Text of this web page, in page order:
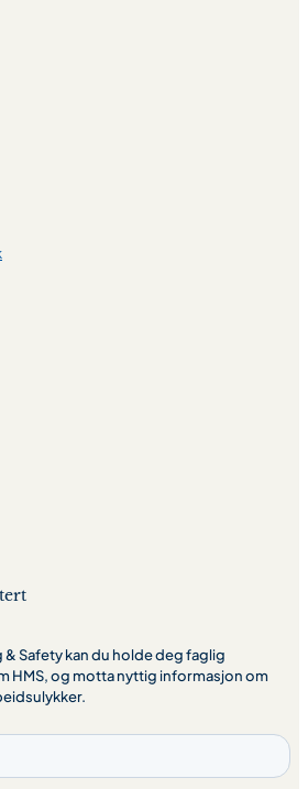
Safety kan du holde deg faglig
HMS, og motta nyttig informasjon om